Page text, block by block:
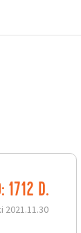
1712 D.
2021.11.30